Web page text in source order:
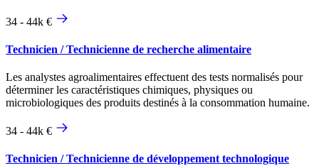
34 - 44k €
Technicien / Technicienne de recherche alimentaire
Les analystes agroalimentaires effectuent des tests normalisés pour
déterminer les caractéristiques chimiques, physiques ou
microbiologiques des produits destinés à la consommation humaine.
34 - 44k €
Technicien / Technicienne de développement technologique